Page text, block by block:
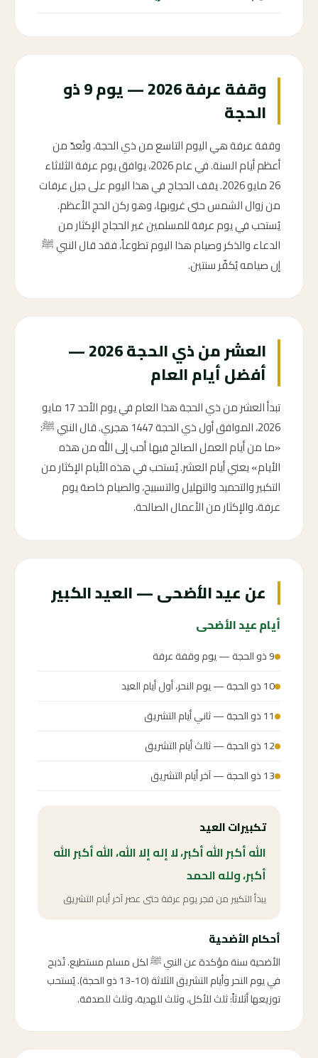
وقفة عرفة 2026 — يوم 9 ذو
الحجة
وقفة عرفة هي اليوم التاسع من ذي الحجة، وتُعدّ من
أعظم أيام السنة. في عام 2026، يوافق يوم عرفة الثلاثاء
26 مايو 2026. يقف الحجاج في هذا اليوم على جبل عرفات
من زوال الشمس حتى غروبها، وهو ركن الحج الأعظم.
يُستحب في يوم عرفة للمسلمين غير الحجاج الإكثار من
الدعاء والذكر وصيام هذا اليوم تطوعاً، فقد قال النبي ﷺ
إن صيامه يُكفّر سنتين.
العشر من ذي الحجة 2026 —
أفضل أيام العام
تبدأ العشر من ذي الحجة هذا العام في يوم الأحد 17 مايو
2026، الموافق أول ذي الحجة 1447 هجري. قال النبي ﷺ:
«ما من أيام العمل الصالح فيها أحب إلى الله من هذه
الأيام» يعني أيام العشر. يُستحب في هذه الأيام الإكثار من
التكبير والتحميد والتهليل والتسبيح، والصيام خاصة يوم
عرفة، والإكثار من الأعمال الصالحة.
عن عيد الأضحى — العيد الكبير
أيام عيد الأضحى
9 ذو الحجة — يوم وقفة عرفة
10 ذو الحجة — يوم النحر، أول أيام العيد
11 ذو الحجة — ثاني أيام التشريق
12 ذو الحجة — ثالث أيام التشريق
13 ذو الحجة — آخر أيام التشريق
تكبيرات العيد
الله أكبر الله أكبر، لا إله إلا الله، الله أكبر الله
أكبر، ولله الحمد
يبدأ التكبير من فجر يوم عرفة حتى عصر آخر أيام التشريق
أحكام الأضحية
الأضحية سنة مؤكدة عن النبي ﷺ لكل مسلم مستطيع. تُذبح
في يوم النحر وأيام التشريق الثلاثة (10-13 ذو الحجة). يُستحب
توزيعها أثلاثاً: ثلث للأكل، وثلث للهدية، وثلث للصدقة.